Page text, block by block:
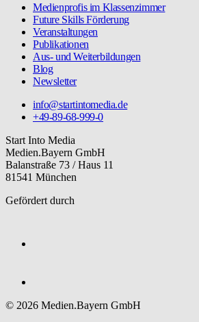
Medienprofis im Klassenzimmer
Future Skills Förderung
Veranstaltungen
Publikationen
Aus- und Weiterbildungen
Blog
Newsletter
info@startintomedia.de
+49-89-68-999-0
Start Into Media
Medien.Bayern GmbH
Balanstraße 73 / Haus 11
81541 München
Gefördert durch
© 2026 Medien.Bayern GmbH